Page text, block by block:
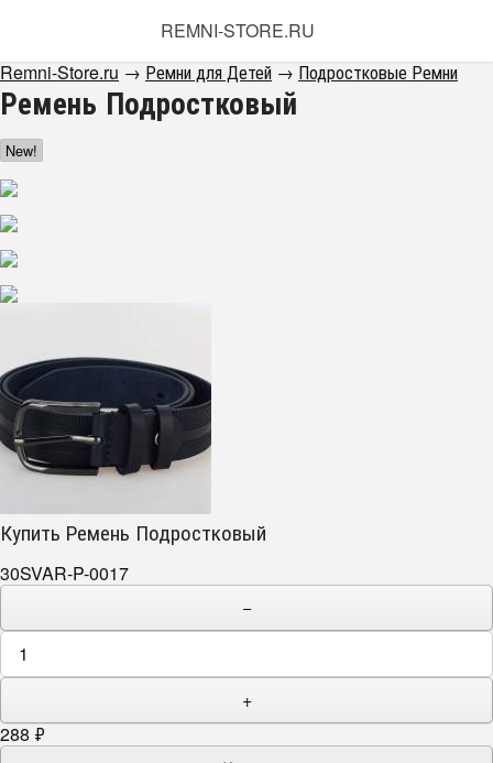
REMNI-STORE.RU
Remni-Store.ru → Ремни для Детей → Подростковые Ремни
Ремень Подростковый
New!
Купить Ремень Подростковый
30SVAR-P-0017
−
+
288 ₽